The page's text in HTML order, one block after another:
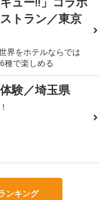
トラン／東京
界をホテルならでは
種で楽しめる
験／埼玉県
ンキング